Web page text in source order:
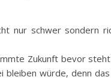
nur schwer sondern
Zukunft bevor
bleiben würde, denn